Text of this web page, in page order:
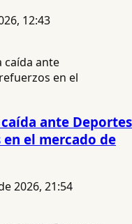
12:43
ante Deportes
el mercado de
2026, 21:54